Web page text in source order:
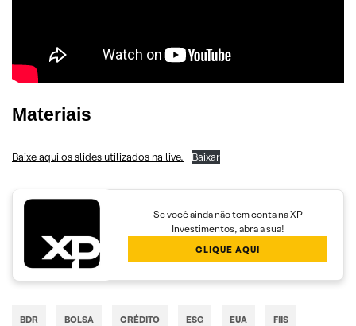
Materiais
Baixe aqui os slides utilizados na live. Baixar
Se você ainda não tem conta na XP
Investimentos, abra a sua!
CLIQUE AQUI
BDR BOLSA CRÉDITO ESG EUA FIIS